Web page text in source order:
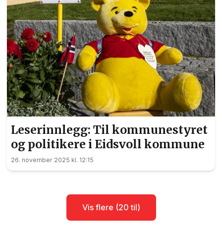
Leserinnlegg: Til kommunestyret
og politikere i Eidsvoll kommune
26. november 2025 kl. 12:15
Vis flere (20 til)